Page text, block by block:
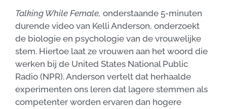
Talking While Female, onderstaande 5-minuten
durende video van Kelli Anderson, onderzoekt
de biologie en psychologie van de vrouwelijke
stem. Hiertoe laat ze vrouwen aan het woord die
werken bij de United States National Public
Radio (NPR). Anderson vertelt dat herhaalde
experimenten ons leren dat lagere stemmen als
competenter worden ervaren dan hogere